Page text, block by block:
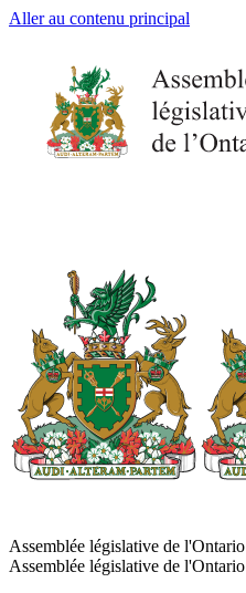
Aller au contenu principal
Assemblée législative de l'Ontario
Assemblée législative de l'Ontario